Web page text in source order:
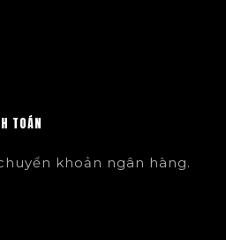
TOÁN
khoản ngân hàng.